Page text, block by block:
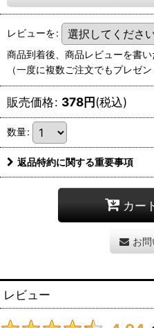
レビューを:
商品到着後、商品レビューを書
（一度に複数ご注文でもプレゼ
販売価格: 378円(税込)
数量:
返品特約に関する重要事項
カー
お
レビュー